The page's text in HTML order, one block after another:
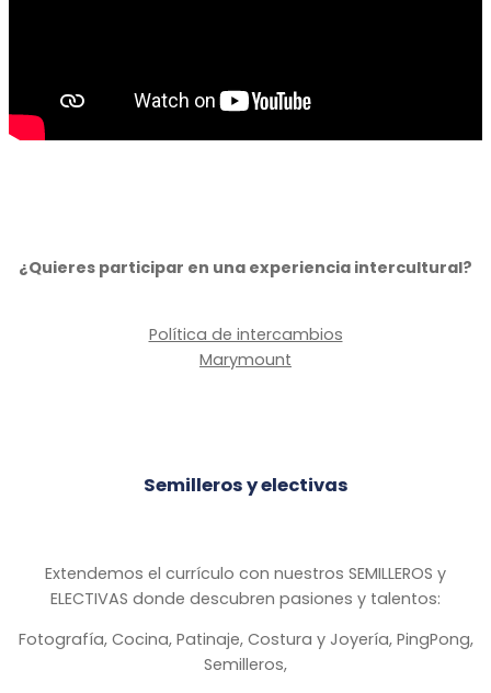
¿Quieres participar en una experiencia intercultural?
Política de intercambios
Marymount
Semilleros y electivas
Extendemos el currículo con nuestros SEMILLEROS y
ELECTIVAS donde descubren pasiones y talentos:
Fotografía, Cocina, Patinaje, Costura y Joyería, PingPong,
Semilleros,